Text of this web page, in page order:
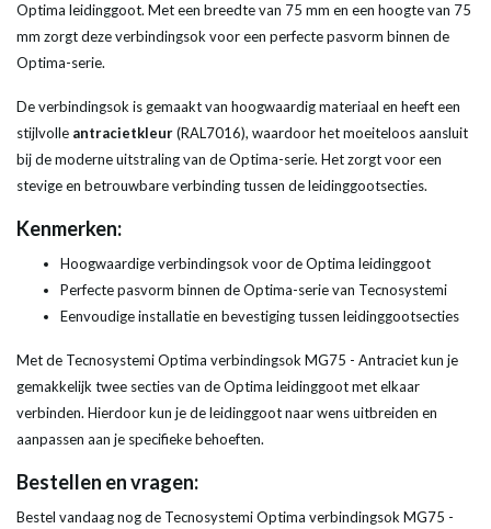
Optima leidinggoot. Met een breedte van 75 mm en een hoogte van 75
mm zorgt deze verbindingsok voor een perfecte pasvorm binnen de
Optima-serie.
De verbindingsok is gemaakt van hoogwaardig materiaal en heeft een
stijlvolle antracietkleur(RAL7016), waardoor het moeiteloos aansluit
bij de moderne uitstraling van de Optima-serie. Het zorgt voor een
stevige en betrouwbare verbinding tussen de leidinggootsecties.
Kenmerken:
Hoogwaardige verbindingsok voor de Optima leidinggoot
Perfecte pasvorm binnen de Optima-serie van Tecnosystemi
Eenvoudige installatie en bevestiging tussen leidinggootsecties
Met de Tecnosystemi Optima verbindingsok MG75 - Antraciet kun je
gemakkelijk twee secties van de Optima leidinggoot met elkaar
verbinden. Hierdoor kun je de leidinggoot naar wens uitbreiden en
aanpassen aan je specifieke behoeften.
Bestellen en vragen:
Bestel vandaag nog de Tecnosystemi Optima verbindingsok MG75 -